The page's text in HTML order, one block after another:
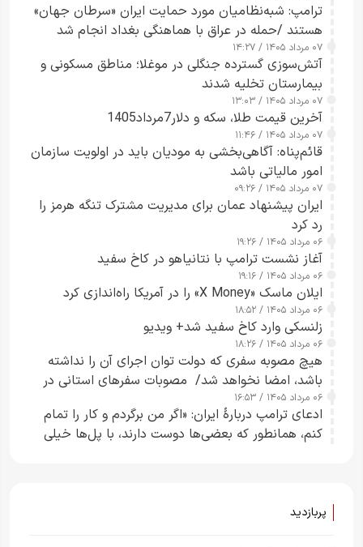
ترامپ: شبه‌نظامیان مورد حمایت ایران «سرطان جهان»
هستند /حمله در عراق با هماهنگی بغداد انجام شد
۰۷ مرداد ۱۴۰۵ / ۱۴:۲۷
آتش‌سوزی گسترده جنگلی در موغلا؛ مناطق مسکونی و
بیمارستان تخلیه شدند
۰۷ مرداد ۱۴۰۵ / ۱۳:۰۳
آخرین قیمت طلا، سکه و دلار7مرداد1405
۰۷ مرداد ۱۴۰۵ / ۱۱:۴۶
قائم‌پناه: آگاهی‌بخشی به مودیان باید در اولویت سازمان
امور مالیاتی باشد
۰۷ مرداد ۱۴۰۵ / ۰۹:۲۶
ایران پیشنهاد عمان برای مدیریت مشترک تنگه هرمز را
رد کرد
۰۶ مرداد ۱۴۰۵ / ۱۹:۲۶
آغاز نشست ترامپ با نتانیاهو در کاخ سفید
۰۶ مرداد ۱۴۰۵ / ۱۹:۱۶
ایلان ماسک «X Money» را در آمریکا راه‌اندازی کرد
۰۶ مرداد ۱۴۰۵ / ۱۸:۵۲
زلنسکی وارد کاخ سفید شد+ ویدیو
۰۶ مرداد ۱۴۰۵ / ۱۸:۲۶
هیچ مصوبه سفری که دولت توان اجرای آن را نداشته
باشد، امضا نخواهد شد/ مصوبات سفرهای استانی در
چارچوب قانون بودجه است+ عکس
۰۶ مرداد ۱۴۰۵ / ۱۶:۵۳
ادعای ترامپ دربارهٔ ایران: «اگر من برگردم و کار را تمام
کنم، همانطور که بعضی‌ها دوست دارند، با پل‌ها خیلی
پربازدید